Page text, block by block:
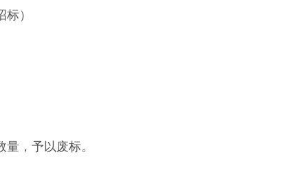
）
，予以废标。